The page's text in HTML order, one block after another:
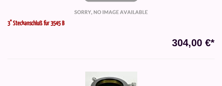
3" Steckanschluß für 3545 B
304,00 €*